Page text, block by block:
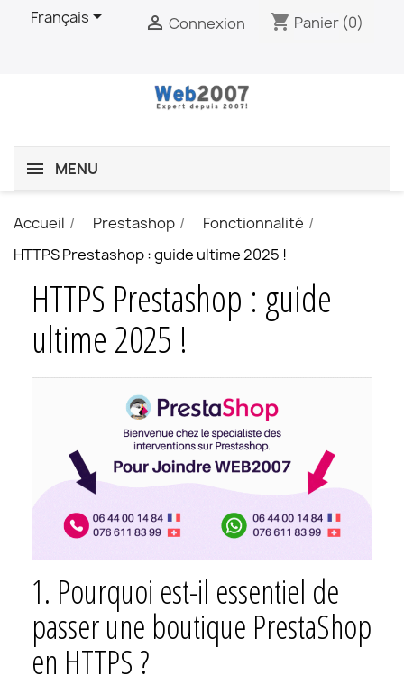
Français  Connexion shopping_cart Panier (0)
MENU
Accueil Prestashop
Fonctionnalité
HTTPS Prestashop : guide ultime 2025 !
HTTPS Prestashop : guide
ultime 2025 !
1. Pourquoi est-il essentiel de
passer une boutique PrestaShop
en HTTPS ?